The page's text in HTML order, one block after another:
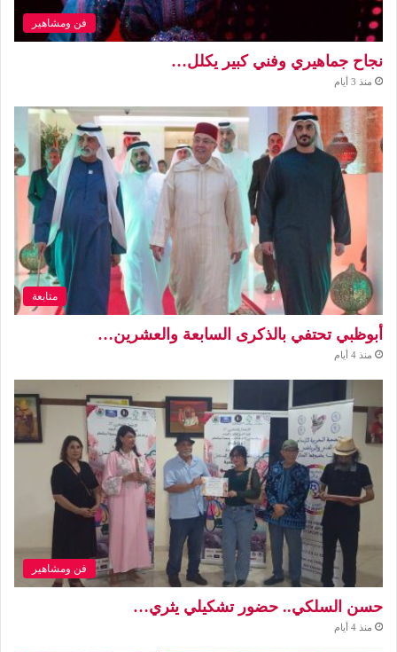
فن ومشاهير
نجاح جماهيري وفني كبير يكلل…
منذ 3 أيام
متابعة
أبوظبي تحتفي بالذكرى السابعة والعشرين…
منذ 4 أيام
فن ومشاهير
حسن السلكي.. حضور تشكيلي يثري…
منذ 4 أيام